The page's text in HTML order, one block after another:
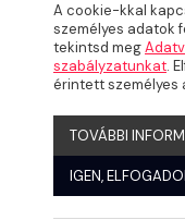
A cookie-kkal
személyes adatok
tekintsd meg
szabályzatunkat.
érintett személyes
TOVÁBBI
IGEN,